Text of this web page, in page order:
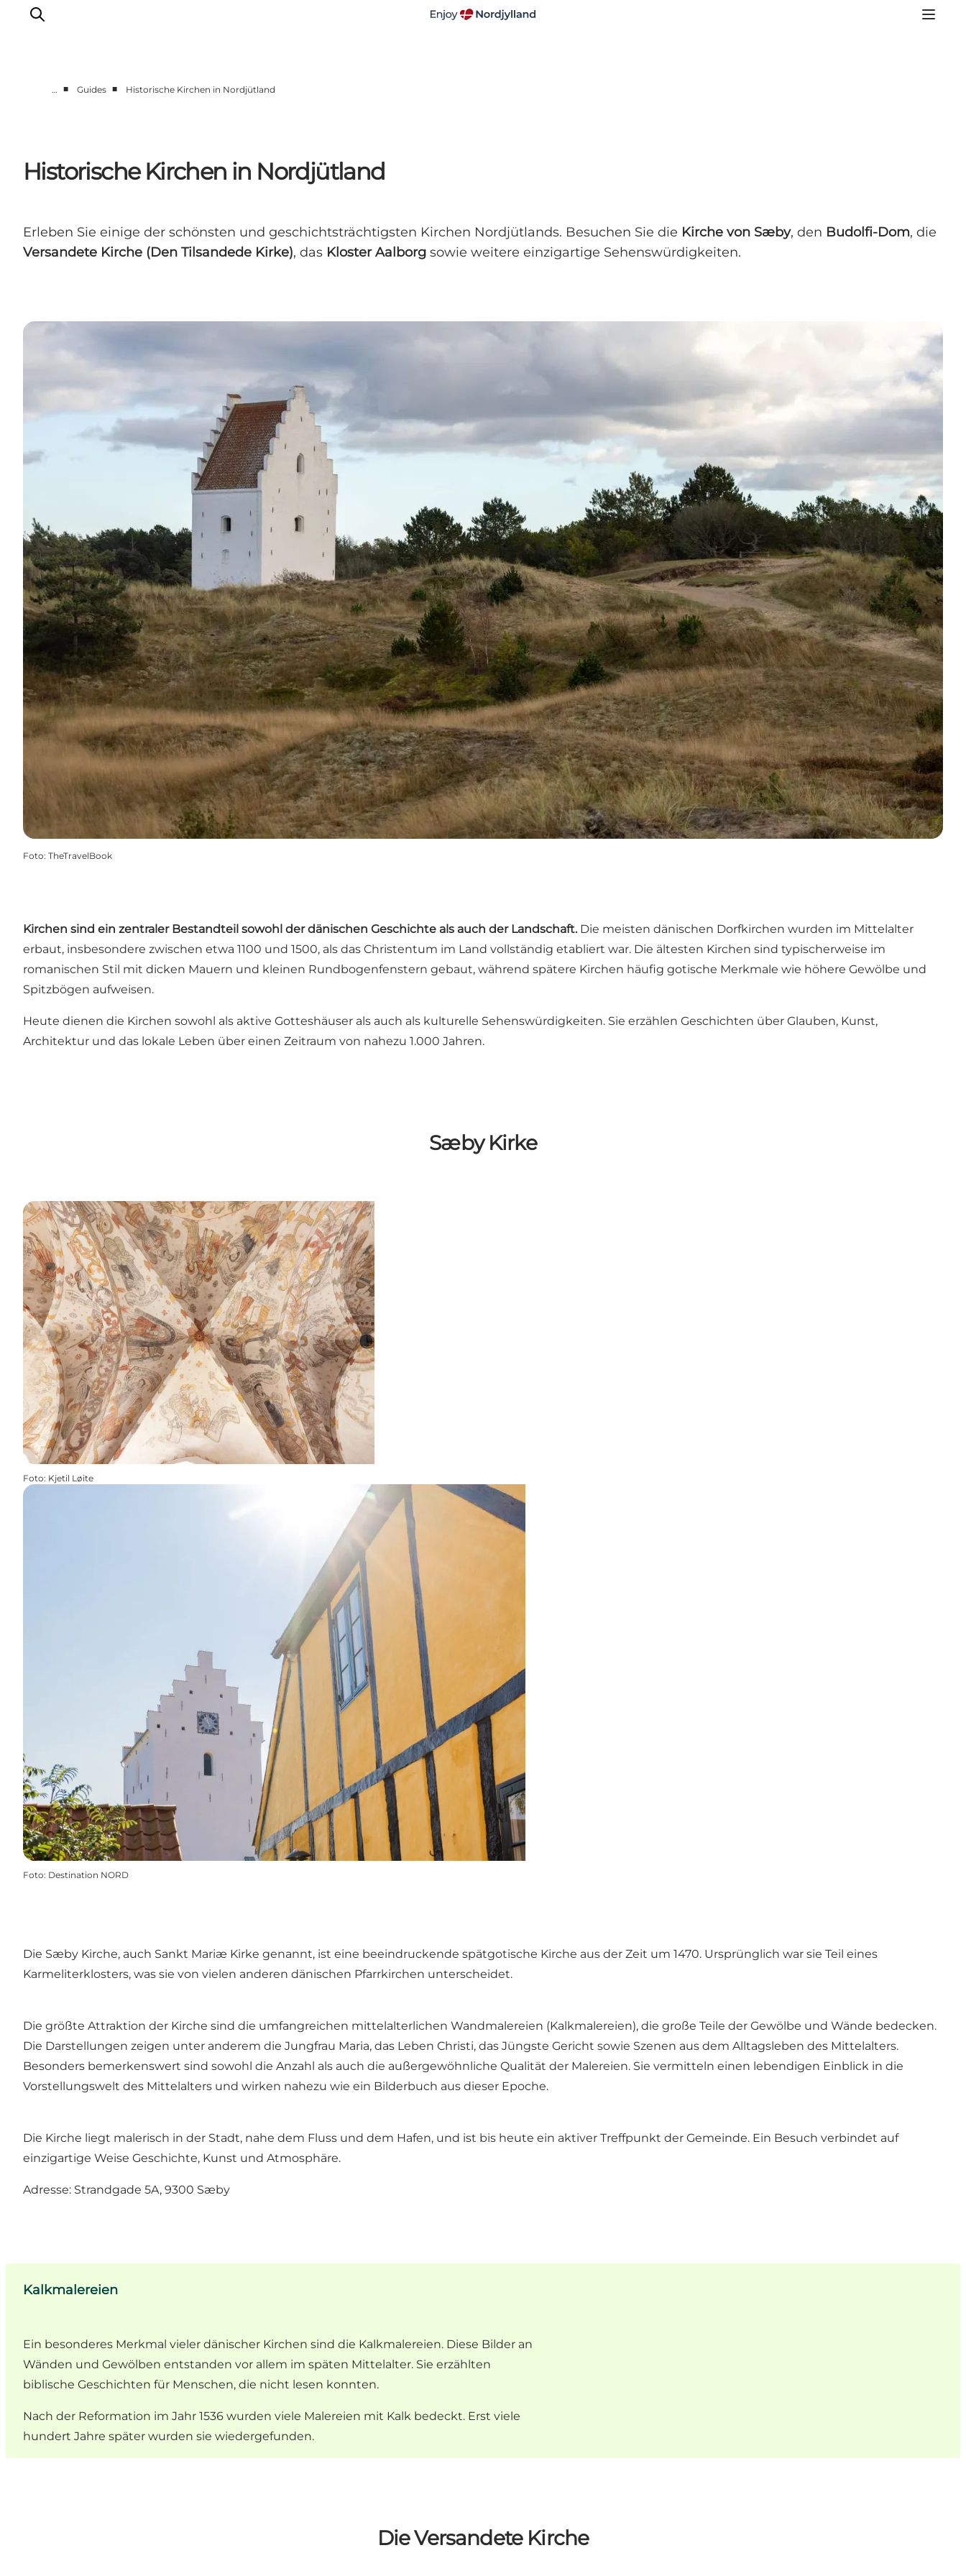
Destinationen
Guides
Für Kinder
… ■ Guides ■ Historische Kirchen in Nordjütland
Historische Kirchen in Nordjütland
Erleben Sie einige der schönsten und geschichtsträchtigsten Kirchen Nordjütlands. Besuchen Sie die Kirche von Sæby, den Budolfi-Dom, die
Versandete Kirche (Den Tilsandede Kirke), das Kloster Aalborg sowie weitere einzigartige Sehenswürdigkeiten.
Foto: TheTravelBook
Kirchen sind ein zentraler Bestandteil sowohl der dänischen Geschichte als auch der Landschaft. Die meisten dänischen Dorfkirchen wurden im Mittelalter
erbaut, insbesondere zwischen etwa 1100 und 1500, als das Christentum im Land vollständig etabliert war. Die ältesten Kirchen sind typischerweise im
romanischen Stil mit dicken Mauern und kleinen Rundbogenfenstern gebaut, während spätere Kirchen häufig gotische Merkmale wie höhere Gewölbe und
Spitzbögen aufweisen.
Heute dienen die Kirchen sowohl als aktive Gotteshäuser als auch als kulturelle Sehenswürdigkeiten. Sie erzählen Geschichten über Glauben, Kunst,
Architektur und das lokale Leben über einen Zeitraum von nahezu 1.000 Jahren.
Sæby Kirke
Foto: Kjetil Løite
Foto: Destination NORD
Die Sæby Kirche, auch Sankt Mariæ Kirke genannt, ist eine beeindruckende spätgotische Kirche aus der Zeit um 1470. Ursprünglich war sie Teil eines
Karmeliterklosters, was sie von vielen anderen dänischen Pfarrkirchen unterscheidet.
Die größte Attraktion der Kirche sind die umfangreichen mittelalterlichen Wandmalereien (Kalkmalereien), die große Teile der Gewölbe und Wände bedecken.
Die Darstellungen zeigen unter anderem die Jungfrau Maria, das Leben Christi, das Jüngste Gericht sowie Szenen aus dem Alltagsleben des Mittelalters.
Besonders bemerkenswert sind sowohl die Anzahl als auch die außergewöhnliche Qualität der Malereien. Sie vermitteln einen lebendigen Einblick in die
Vorstellungswelt des Mittelalters und wirken nahezu wie ein Bilderbuch aus dieser Epoche.
Die Kirche liegt malerisch in der Stadt, nahe dem Fluss und dem Hafen, und ist bis heute ein aktiver Treffpunkt der Gemeinde. Ein Besuch verbindet auf
einzigartige Weise Geschichte, Kunst und Atmosphäre.
Adresse: Strandgade 5A, 9300 Sæby
Kalkmalereien
Ein besonderes Merkmal vieler dänischer Kirchen sind die Kalkmalereien. Diese Bilder an
Wänden und Gewölben entstanden vor allem im späten Mittelalter. Sie erzählten
biblische Geschichten für Menschen, die nicht lesen konnten.
Nach der Reformation im Jahr 1536 wurden viele Malereien mit Kalk bedeckt. Erst viele
hundert Jahre später wurden sie wiedergefunden.
Die Versandete Kirche